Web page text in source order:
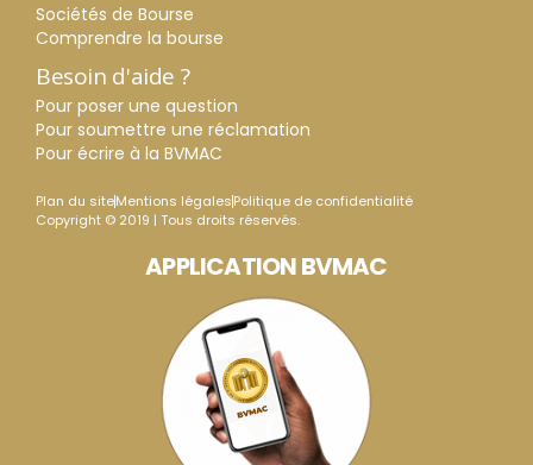
Sociétés de Bourse
Comprendre la bourse
Besoin d'aide ?
Pour poser une question
Pour soumettre une réclamation
Pour écrire à la BVMAC
Plan du siteMentions légalesPolitique de confidentialité
Copyright © 2019 | Tous droits réservés.
APPLICATION BVMAC